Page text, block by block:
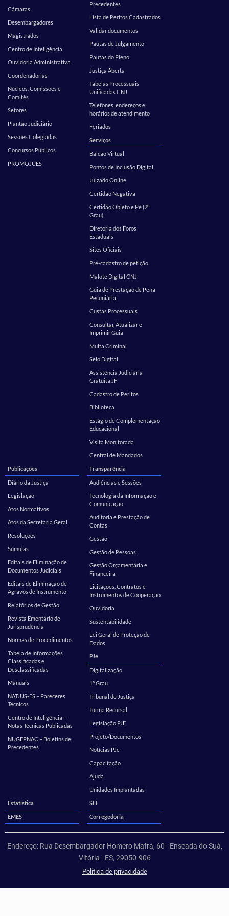
Câmaras
Desembargadores
Magistrados
Centro de Inteligência
Ouvidoria Administrativa
Coordenadorias
Núcleos, Comissões e
Comitês
Setores
Plantão Judiciário
Sessões Colegiadas
Concursos Públicos
PROMOJUES
Precedentes
Lista de Peritos Cadastrados
Validar documentos
Pautas de Julgamento
Pautas do Pleno
Justiça Aberta
Tabelas Processuais
Unificadas CNJ
Telefones, endereços e
horários de atendimento
Feriados
Serviços
Balcão Virtual
Pontos de Inclusão Digital
Juizado Online
Certidão Negativa
Certidão Objeto e Pé (2º
Grau)
Diretoria dos Foros
Estaduais
Sites Oficiais
Pré-cadastro de petição
Malote Digital CNJ
Guia de Prestação de Pena
Pecuniária
Custas Processuais
Consultar, Atualizar e
Imprimir Guia
Multa Criminal
Selo Digital
Assistência Judiciária
Gratuita JF
Cadastro de Peritos
Biblioteca
Estágio de Complementação
Educacional
Visita Monitorada
Central de Mandados
Publicações
Diário da Justiça
Legislação
Atos Normativos
Atos da Secretaria Geral
Resoluções
Súmulas
Editais de Eliminação de
Documentos Judiciais
Editais de Eliminação de
Agravos de Instrumento
Relatórios de Gestão
Revista Ementário de
Jurisprudência
Normas de Procedimentos
Tabela de Informações
Classificadas e
Desclassificadas
Manuais
NATJUS-ES – Pareceres
Técnicos
Centro de Inteligência –
Notas Técnicas Publicadas
NUGEPNAC – Boletins de
Precedentes
Transparência
Audiências e Sessões
Tecnologia da Informação e
Comunicação
Auditoria e Prestação de
Contas
Gestão
Gestão de Pessoas
Gestão Orçamentária e
Financeira
Licitações, Contratos e
Instrumentos de Cooperação
Ouvidoria
Sustentabilidade
Lei Geral de Proteção de
Dados
PJe
Digitalização
1º Grau
Tribunal de Justiça
Turma Recursal
Legislação PJE
Projeto/Documentos
Notícias PJe
Capacitação
Ajuda
Unidades Implantadas
Estatística
SEI
EMES Corregedoria
Endereço: Rua Desembargador Homero Mafra, 60 - Enseada do Suá,
Vitória - ES, 29050-906
Política de privacidade